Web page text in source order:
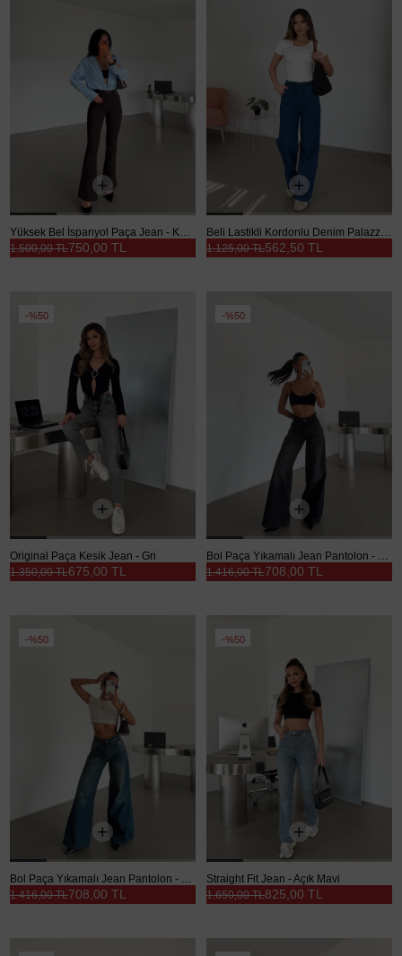
Yüksek Bel İspanyol Paça Jean - Kahverengi
750,00 TL
1.500,00 TL
Beli Lastikli Kordonlu Denim Palazzo - Lacivert
562,50 TL
1.125,00 TL
%50
Original Paça Kesik Jean - Gri
675,00 TL
1.350,00 TL
%50
708,00 TL
1.416,00 TL
%50
Bol Paça Yıkamalı Jean Pantolon - Mavi
708,00 TL
1.416,00 TL
%50
Straight Fit Jean - Açık Mavi
825,00 TL
1.650,00 TL